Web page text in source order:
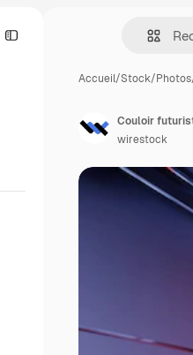
Accueil/Stock/Photos
Couloir
wirestock